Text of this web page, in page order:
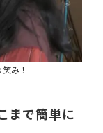
み！
まで簡単に